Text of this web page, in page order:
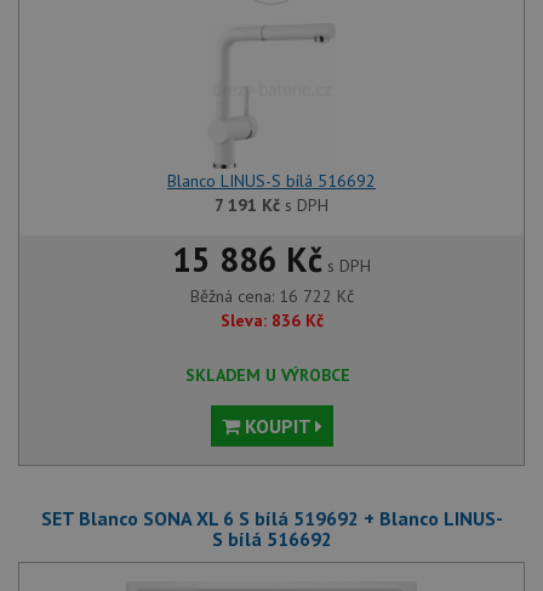
Blanco LINUS-S bílá 516692
7 191 Kč s DPH
15 886 Kč s DPH
Běžná cena: 16 722 Kč
Sleva: 836 Kč
SKLADEM U VÝROBCE
KOUPIT
SET Blanco SONA XL 6 S bílá 519692 + Blanco LINUS-
S bílá 516692